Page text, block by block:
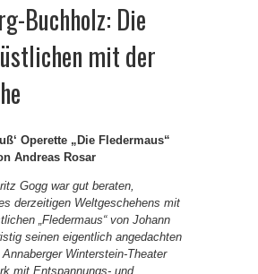
Buchholz: Die
mit der
Operette „Die Fledermaus“
Andreas Rosar
Gogg war gut beraten,
derzeitigen Weltgeschehens mit
„Fledermaus“ von Johann
seinen eigentlich angedachten
Winterstein-Theater
mit Entspannungs- und